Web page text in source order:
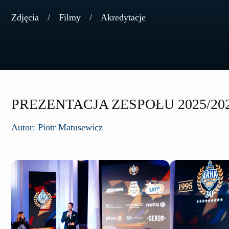
Zdjęcia Filmy Akredytacje
PREZENTACJA ZESPOŁU 2025/
Autor: Piotr Matusewicz